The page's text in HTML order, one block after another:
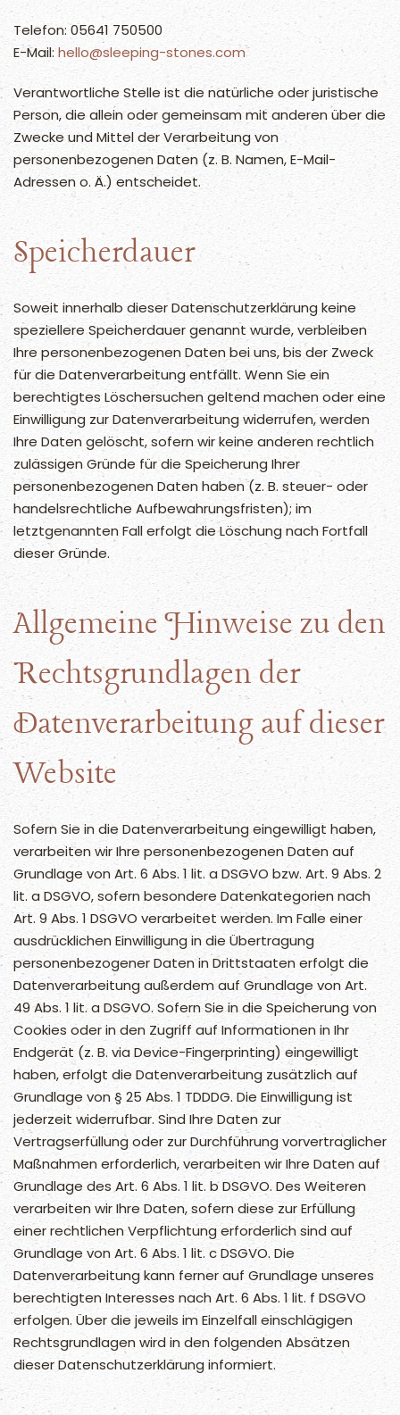
Telefon: 05641 750500
E-Mail: hello@sleeping-stones.com
Verantwortliche Stelle ist die natürliche oder juristische
Person, die allein oder gemeinsam mit anderen über die
Zwecke und Mittel der Verarbeitung von
personenbezogenen Daten (z. B. Namen, E-Mail-
Adressen o. Ä.) entscheidet.
Speicherdauer
Soweit innerhalb dieser Datenschutzerklärung keine
speziellere Speicherdauer genannt wurde, verbleiben
Ihre personenbezogenen Daten bei uns, bis der Zweck
für die Datenverarbeitung entfällt. Wenn Sie ein
berechtigtes Löschersuchen geltend machen oder eine
Einwilligung zur Datenverarbeitung widerrufen, werden
Ihre Daten gelöscht, sofern wir keine anderen rechtlich
zulässigen Gründe für die Speicherung Ihrer
personenbezogenen Daten haben (z. B. steuer- oder
handelsrechtliche Aufbewahrungsfristen); im
letztgenannten Fall erfolgt die Löschung nach Fortfall
dieser Gründe.
Allgemeine Hinweise zu den
Rechtsgrundlagen der
Datenverarbeitung auf dieser
Website
Sofern Sie in die Datenverarbeitung eingewilligt haben,
verarbeiten wir Ihre personenbezogenen Daten auf
Grundlage von Art. 6 Abs. 1 lit. a DSGVO bzw. Art. 9 Abs. 2
lit. a DSGVO, sofern besondere Datenkategorien nach
Art. 9 Abs. 1 DSGVO verarbeitet werden. Im Falle einer
ausdrücklichen Einwilligung in die Übertragung
personenbezogener Daten in Drittstaaten erfolgt die
Datenverarbeitung außerdem auf Grundlage von Art.
49 Abs. 1 lit. a DSGVO. Sofern Sie in die Speicherung von
Cookies oder in den Zugriff auf Informationen in Ihr
Endgerät (z. B. via Device-Fingerprinting) eingewilligt
haben, erfolgt die Datenverarbeitung zusätzlich auf
Grundlage von § 25 Abs. 1 TDDDG. Die Einwilligung ist
jederzeit widerrufbar. Sind Ihre Daten zur
Vertragserfüllung oder zur Durchführung vorvertraglicher
Maßnahmen erforderlich, verarbeiten wir Ihre Daten auf
Grundlage des Art. 6 Abs. 1 lit. b DSGVO. Des Weiteren
verarbeiten wir Ihre Daten, sofern diese zur Erfüllung
einer rechtlichen Verpflichtung erforderlich sind auf
Grundlage von Art. 6 Abs. 1 lit. c DSGVO. Die
Datenverarbeitung kann ferner auf Grundlage unseres
berechtigten Interesses nach Art. 6 Abs. 1 lit. f DSGVO
erfolgen. Über die jeweils im Einzelfall einschlägigen
Rechtsgrundlagen wird in den folgenden Absätzen
dieser Datenschutzerklärung informiert.